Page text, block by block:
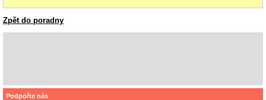
Zpět do poradny
Podpořte nás